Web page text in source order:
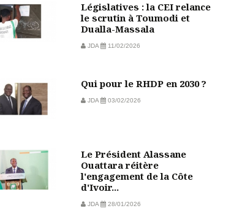
Législatives : la CEI relance
le scrutin à Toumodi et
Dualla-Massala
JDA 11/02/2026
Qui pour le RHDP en 2030 ?
JDA 03/02/2026
Le Président Alassane
Ouattara réitère
l'engagement de la Côte
d'Ivoir...
JDA 28/01/2026